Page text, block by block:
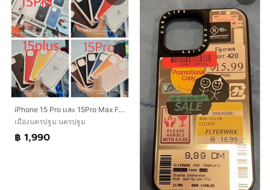
iPhone 15 Pro เเละ 15Pro Max FineWoven Case with MagSafe
เมืองนครปฐม นครปฐม
฿ 1,990